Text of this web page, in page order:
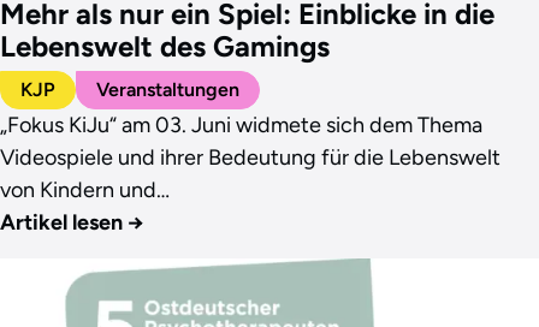
Mehr als nur ein Spiel: Einblicke in die
Lebenswelt des Gamings
KJP Veranstaltungen
„Fokus KiJu“ am 03. Juni widmete sich dem Thema
Videospiele und ihrer Bedeutung für die Lebenswelt
von Kindern und…
Artikel lesen →